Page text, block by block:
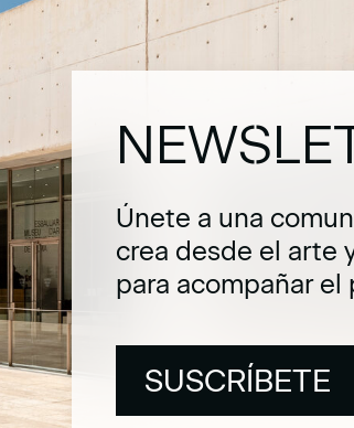
Únete a una
crea desde el arte
para acompañar
SUSCRÍBETE